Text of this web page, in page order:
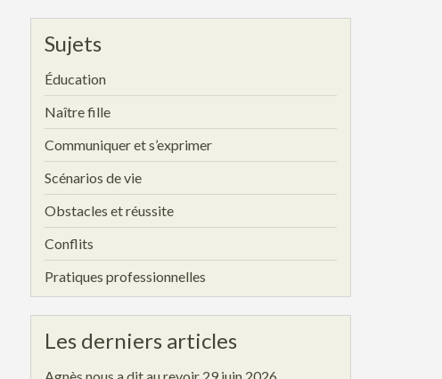
Sujets
Éducation
Naître fille
Communiquer et s’exprimer
Scénarios de vie
Obstacles et réussite
Conflits
Pratiques professionnelles
Les derniers articles